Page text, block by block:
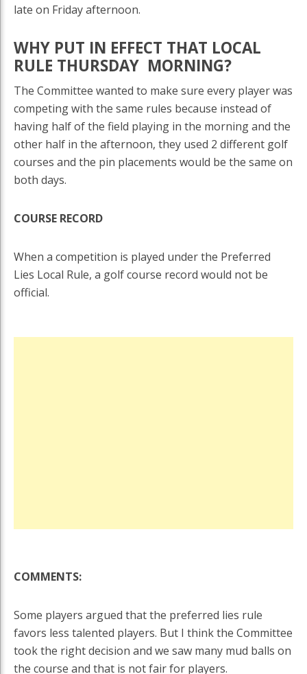
late on Friday afternoon.
WHY PUT IN EFFECT THAT LOCAL
RULE THURSDAY MORNING?
The Committee wanted to make sure every player was
competing with the same rules because instead of
having half of the field playing in the morning and the
other half in the afternoon, they used 2 different golf
courses and the pin placements would be the same on
both days.
COURSE RECORD
When a competition is played under the Preferred
Lies Local Rule, a golf course record would not be
official.
COMMENTS:
Some players argued that the preferred lies rule
favors less talented players. But I think the Committee
took the right decision and we saw many mud balls on
the course and that is not fair for players.